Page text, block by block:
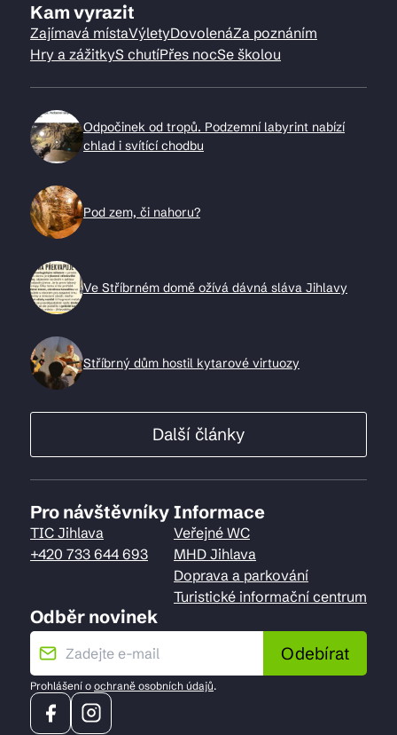
Kam vyrazit
Zajímavá místaVýletyDovolenáZa poznáním
Hry a zážitkyS chutíPřes nocSe školou
Odpočinek od tropů. Podzemní labyrint nabízí
chlad i svítící chodbu
Pod zem, či nahoru?
Ve Stříbrném domě ožívá dávná sláva Jihlavy
Stříbrný dům hostil kytarové virtuozy
Další články
Pro návštěvníky
TIC Jihlava
+420 733 644 693
Informace
Veřejné WC
MHD Jihlava
Doprava a parkování
Turistické informační centrum
Odběr novinek
Odebírat
Prohlášení o ochraně osobních údajů.